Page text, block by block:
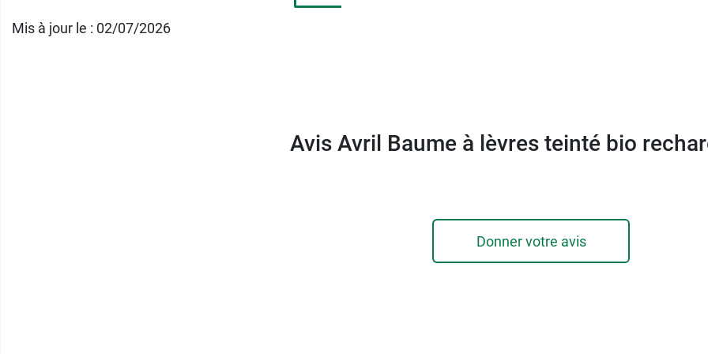
sublimant d'une teinte fruitée.
Certifié Cosmos Organic par Ecocert Greenlife
Stick vide et recharge de baume Avril fabriqués en France
Mis à jour le : 02/07/2026
Avis Avril Baume à lèvres teinté bio
Donner votre avis